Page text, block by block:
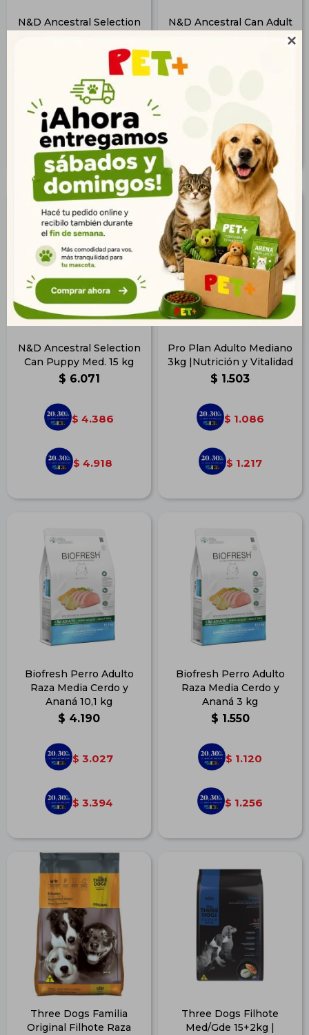

N&D Ancestral Selection
$ 3.904
$ 4.376
N&D Ancestral Can Adult
$ 1.219
N&D Ancestral Selection
Can Puppy Med. 15 kg
$ 6.071
$ 4.386
$ 4.918
Pro Plan Adulto Mediano
3kg |Nutrición y Vitalidad
$ 1.503
$ 1.086
$ 1.217
Biofresh Perro Adulto
Raza Media Cerdo y
Ananá 10,1 kg
$ 4.190
$ 3.027
$ 3.394
Biofresh Perro Adulto
Raza Media Cerdo y
Ananá 3 kg
$ 1.550
$ 1.120
$ 1.256
Three Dogs Familia
Original Filhote Raza
Three Dogs Filhote
Med/Gde 15+2kg |